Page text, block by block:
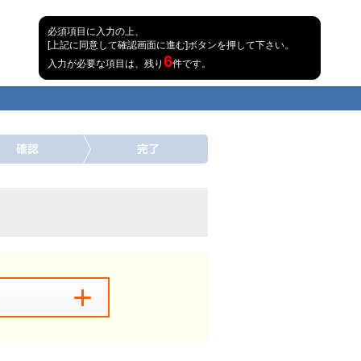
必須項目に入力の上、
[上記に同意して確認画面に進む]ボタンを押して下さい。
入力が必要な項目は、残り 6件です。